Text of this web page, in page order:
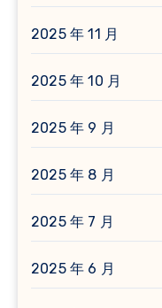
2025 年 11 月
2025 年 10 月
2025 年 9 月
2025 年 8 月
2025 年 7 月
2025 年 6 月